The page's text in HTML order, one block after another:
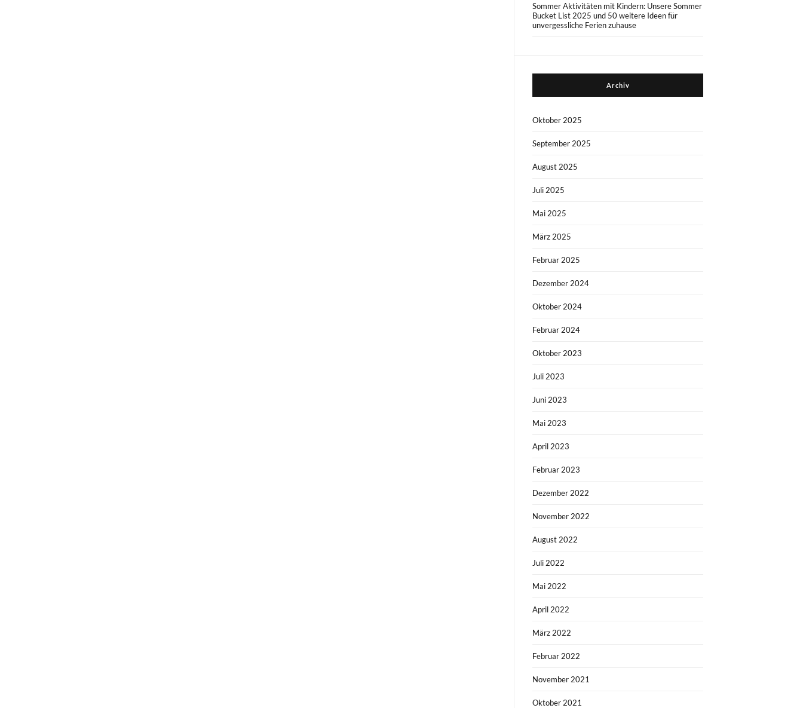
Sommer Aktivitäten mit Kindern: Unsere Sommer
Bucket List 2025 und 50 weitere Ideen für
unvergessliche Ferien zuhause
Archiv
Oktober 2025
September 2025
August 2025
Juli 2025
Mai 2025
März 2025
Februar 2025
Dezember 2024
Oktober 2024
Februar 2024
Oktober 2023
Juli 2023
Juni 2023
Mai 2023
April 2023
Februar 2023
Dezember 2022
November 2022
August 2022
Juli 2022
Mai 2022
April 2022
März 2022
Februar 2022
November 2021
Oktober 2021